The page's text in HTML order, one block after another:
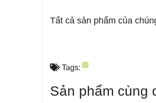
Tất cả sản phẩm của
Tags:
Sản phẩm cùng